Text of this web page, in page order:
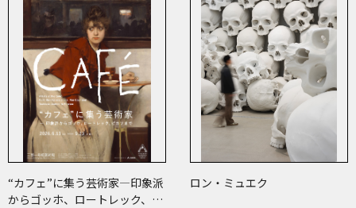
“カフェ”に集う芸術家―印象派
からゴッホ、ロートレック、ピ
ロン・ミュエク